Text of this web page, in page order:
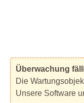
Überwachung
Die
Unsere Software